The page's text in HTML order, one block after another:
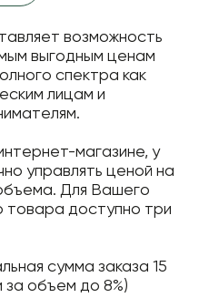
возможность
выгодным ценам
спектра как
лицам и
магазине, у
управлять ценой на
Для Вашего
товара доступно три
сумма заказа 15
за объем до 8%)